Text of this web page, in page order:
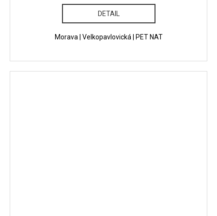
DETAIL
Morava | Velkopavlovická | PET NAT